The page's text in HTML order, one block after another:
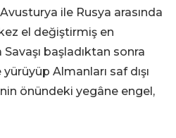
ile Rusya arasında
el değiştirmiş en
başladıktan sonra
yürüyüp Almanları saf dışı
önündeki yegâne engel,